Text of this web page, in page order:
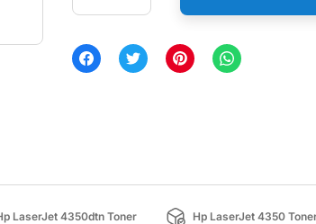
LaserJet 4350dtn Toner Hp LaserJet 4350